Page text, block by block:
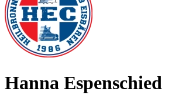
Hanna Espenschied